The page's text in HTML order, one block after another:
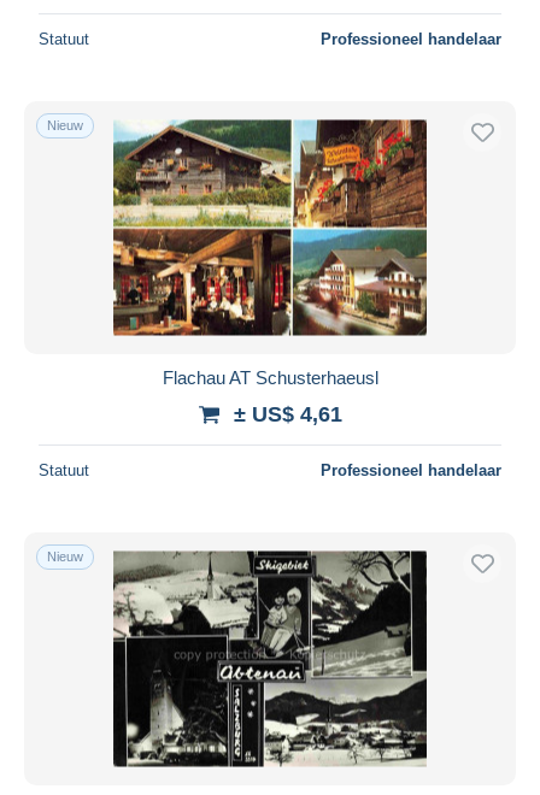
Statuut Professioneel handelaar
Nieuw
Flachau AT Schusterhaeusl
± US$ 4,61
Statuut Professioneel handelaar
Nieuw